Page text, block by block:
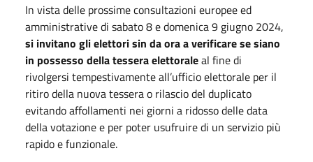
In vista delle prossime consultazioni europee ed
amministrative di sabato 8 e domenica 9 giugno 2024,
si invitano gli elettori sin da ora a verificare se siano
in possesso della tessera elettoraleal fine di
rivolgersi tempestivamente all’ufficio elettorale per il
ritiro della nuova tessera o rilascio del duplicato
evitando affollamenti nei giorni a ridosso delle data
della votazione e per poter usufruire di un servizio più
rapido e funzionale.